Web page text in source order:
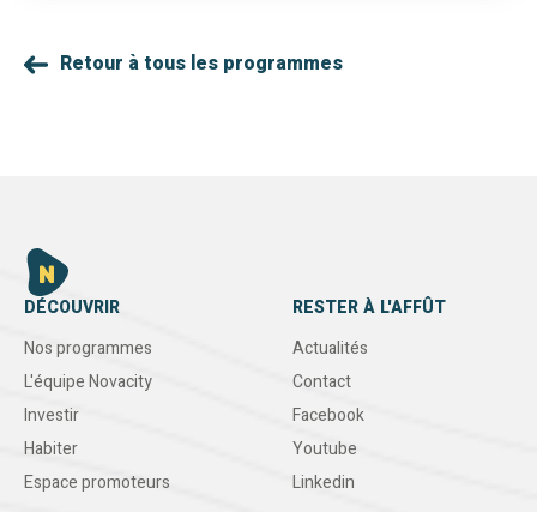
Retour à tous les programmes
DÉCOUVRIR
Nos programmes
L'équipe Novacity
Investir
Habiter
Espace promoteurs
RESTER À L'AFFÛT
Actualités
Contact
Facebook
Youtube
Linkedin